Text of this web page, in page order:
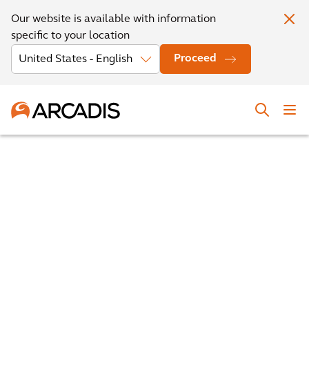
Our website is available with information
specific to your location
Proceed